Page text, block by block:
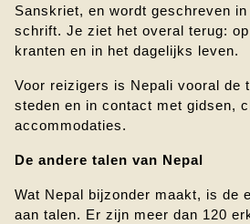
Sanskriet, en wordt geschreven
schrift. Je ziet het overal terug:
kranten en in het dagelijks leven.
Voor reizigers is Nepali vooral de
steden en in contact met gidsen,
accommodaties.
De andere talen van Nepal
Wat Nepal bijzonder maakt, is de
aan talen. Er zijn meer dan 120